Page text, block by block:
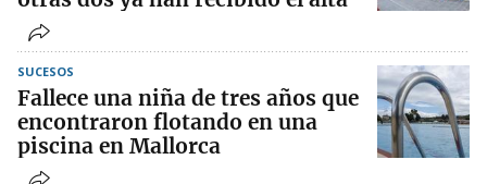
SUCESOS
Fallece una niña de tres años que
encontraron flotando en una
piscina en Mallorca